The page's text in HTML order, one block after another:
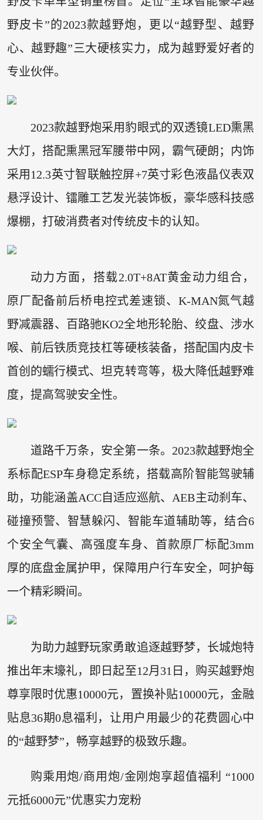
野皮卡”的2023款越野炮，更以“越野型、越野
心、越野趣”三大硬核实力，成为越野爱好者的
专业伙伴。
2023款越野炮采用豹眼式的双透镜LED熏黑
大灯，搭配熏黑冠军腰带中网，霸气硬朗；内饰
采用12.3英寸智联触控屏+7英寸彩色液晶仪表双
悬浮设计、镭雕工艺发光装饰板，豪华感科技感
爆棚，打破消费者对传统皮卡的认知。
动力方面，搭载2.0T+8AT黄金动力组合，
原厂配备前后桥电控式差速锁、K-MAN氮气越
野减震器、百路驰KO2全地形轮胎、绞盘、涉水
喉、前后铁质竞技杠等硬核装备，搭配国内皮卡
首创的蠕行模式、坦克转弯等，极大降低越野难
度，提高驾驶安全性。
道路千万条，安全第一条。2023款越野炮全
系标配ESP车身稳定系统，搭载高阶智能驾驶辅
助，功能涵盖ACC自适应巡航、AEB主动刹车、
碰撞预警、智慧躲闪、智能车道辅助等，结合6
个安全气囊、高强度车身、首款原厂标配3mm
厚的底盘金属护甲，保障用户行车安全，呵护每
一个精彩瞬间。
为助力越野玩家勇敢追逐越野梦，长城炮特
推出年末壕礼，即日起至12月31日，购买越野炮
尊享限时优惠10000元，置换补贴10000元，金融
贴息36期0息福利，让用户用最少的花费圆心中
的“越野梦”，畅享越野的极致乐趣。
购乘用炮/商用炮/金刚炮享超值福利 “1000
元抵6000元”优惠实力宠粉